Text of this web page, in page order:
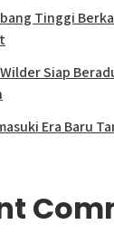
Tinggi
Siap
Era Baru